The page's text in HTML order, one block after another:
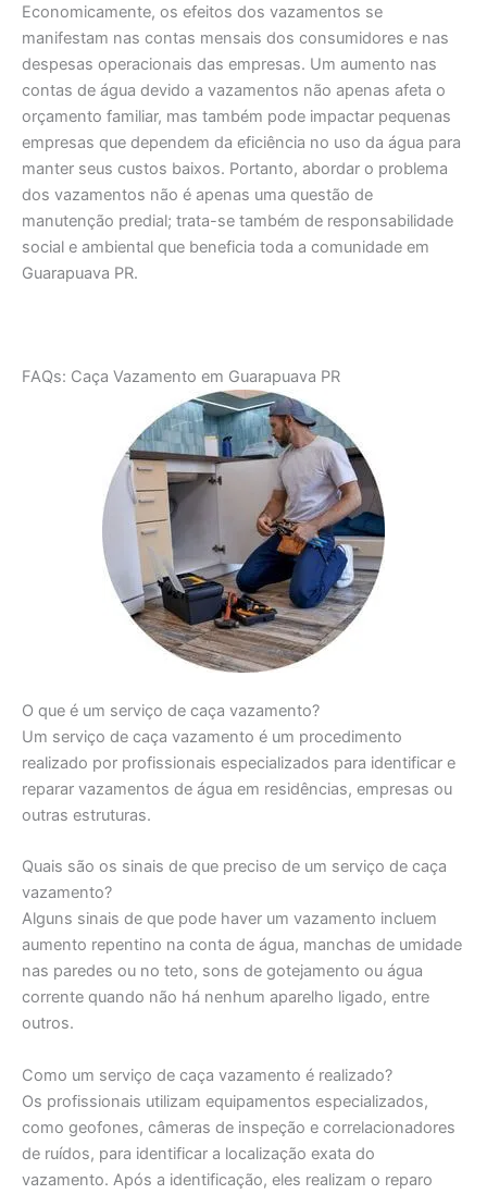
Economicamente, os efeitos dos vazamentos se
manifestam nas contas mensais dos consumidores e nas
despesas operacionais das empresas. Um aumento nas
contas de água devido a vazamentos não apenas afeta o
orçamento familiar, mas também pode impactar pequenas
empresas que dependem da eficiência no uso da água para
manter seus custos baixos. Portanto, abordar o problema
dos vazamentos não é apenas uma questão de
manutenção predial; trata-se também de responsabilidade
social e ambiental que beneficia toda a comunidade em
Guarapuava PR.
FAQs: Caça Vazamento em Guarapuava PR
O que é um serviço de caça vazamento?
Um serviço de caça vazamento é um procedimento
realizado por profissionais especializados para identificar e
reparar vazamentos de água em residências, empresas ou
outras estruturas.
Quais são os sinais de que preciso de um serviço de caça
vazamento?
Alguns sinais de que pode haver um vazamento incluem
aumento repentino na conta de água, manchas de umidade
nas paredes ou no teto, sons de gotejamento ou água
corrente quando não há nenhum aparelho ligado, entre
outros.
Como um serviço de caça vazamento é realizado?
Os profissionais utilizam equipamentos especializados,
como geofones, câmeras de inspeção e correlacionadores
de ruídos, para identificar a localização exata do
vazamento. Após a identificação, eles realizam o reparo